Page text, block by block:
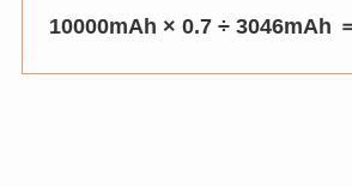
10000mAh × 0.7 ÷ 3046mAh